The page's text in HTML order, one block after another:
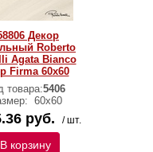
Декор
Roberto
Agata Bianco
Firma 60x60
товара:5406
60х60
руб. / шт.
В корзину